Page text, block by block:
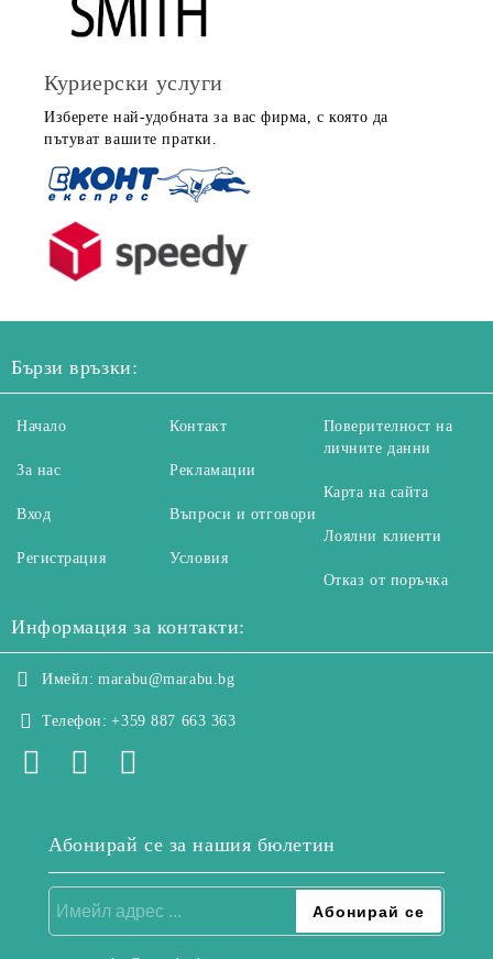
Куриерски услуги
Изберете най-удобната за вас фирма, с която да
пътуват вашите пратки.
Бързи връзки:
Начало
За нас
Вход
Регистрация
Контакт
Рекламации
Въпроси и отговори
Условия
Поверителност на
личните данни
Карта на сайта
Лоялни клиенти
Отказ от поръчка
Информация за контакти:
Имейл: marabu@marabu.bg
Телефон: +359 887 663 363
Абонирай се за нашия бюлетин